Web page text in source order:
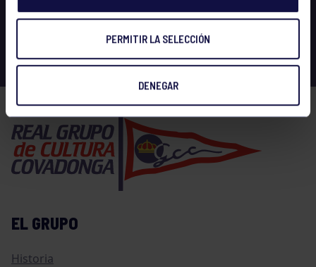
PERMITIR LA SELECCIÓN
DENEGAR
EL GRUPO
Historia